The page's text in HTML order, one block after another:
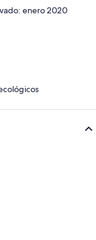
enero 2020